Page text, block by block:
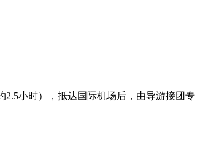
小时），抵达国际机场后，由导游接团专